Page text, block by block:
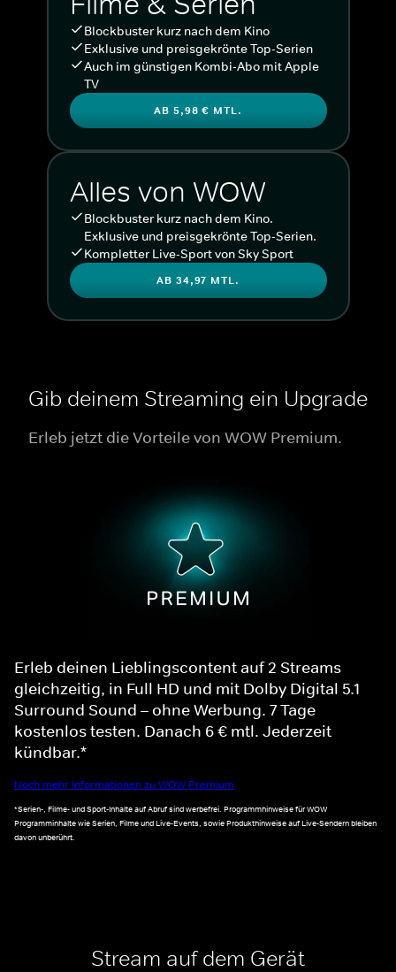
Blockbuster kurz nach dem Kino
Exklusive und preisgekrönte Top-Serien
Auch im günstigen Kombi-Abo mit Apple
TV
AB 5,98 € MTL.
Alles von WOW
Blockbuster kurz nach dem Kino.
Exklusive und preisgekrönte Top-Serien.
Kompletter Live-Sport von Sky Sport
AB 34,97 MTL.
Gib deinem Streaming ein Upgrade
Erleb jetzt die Vorteile von WOW Premium.
Erleb deinen Lieblingscontent auf 2 Streams
gleichzeitig, in Full HD und mit Dolby Digital 5.1
Surround Sound – ohne Werbung. 7 Tage
kostenlos testen. Danach 6 € mtl. Jederzeit
kündbar.*
Noch mehr Informationen zu WOW Premium
*Serien-, Filme- und Sport-Inhalte auf Abruf sind werbefrei. Programmhinweise für WOW
Programminhalte wie Serien, Filme und Live-Events, sowie Produkthinweise auf Live-Sendern bleiben
davon unberührt.
Stream auf dem Gerät